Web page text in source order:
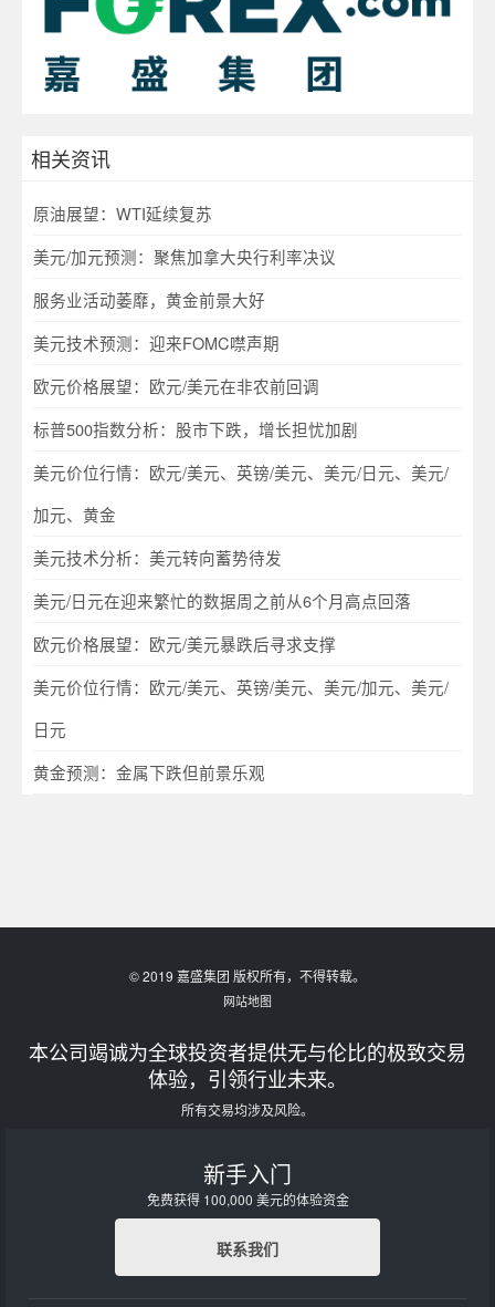
相关资讯
原油展望：WTI延续复苏
美元/加元预测：聚焦加拿大央行利率决议
服务业活动萎靡，黄金前景大好
美元技术预测：迎来FOMC噤声期
欧元价格展望：欧元/美元在非农前回调
标普500指数分析：股市下跌，增长担忧加剧
美元价位行情：欧元/美元、英镑/美元、美元/日元、美元/
加元、黄金
美元技术分析：美元转向蓄势待发
美元/日元在迎来繁忙的数据周之前从6个月高点回落
欧元价格展望：欧元/美元暴跌后寻求支撑
美元价位行情：欧元/美元、英镑/美元、美元/加元、美元/
日元
黄金预测：金属下跌但前景乐观
© 2019 嘉盛集团 版权所有，不得转载。
网站地图
本公司竭诚为全球投资者提供无与伦比的极致交易
体验，引领行业未来。
所有交易均涉及风险。
新手入门
免费获得 100,000 美元的体验资金
联系我们